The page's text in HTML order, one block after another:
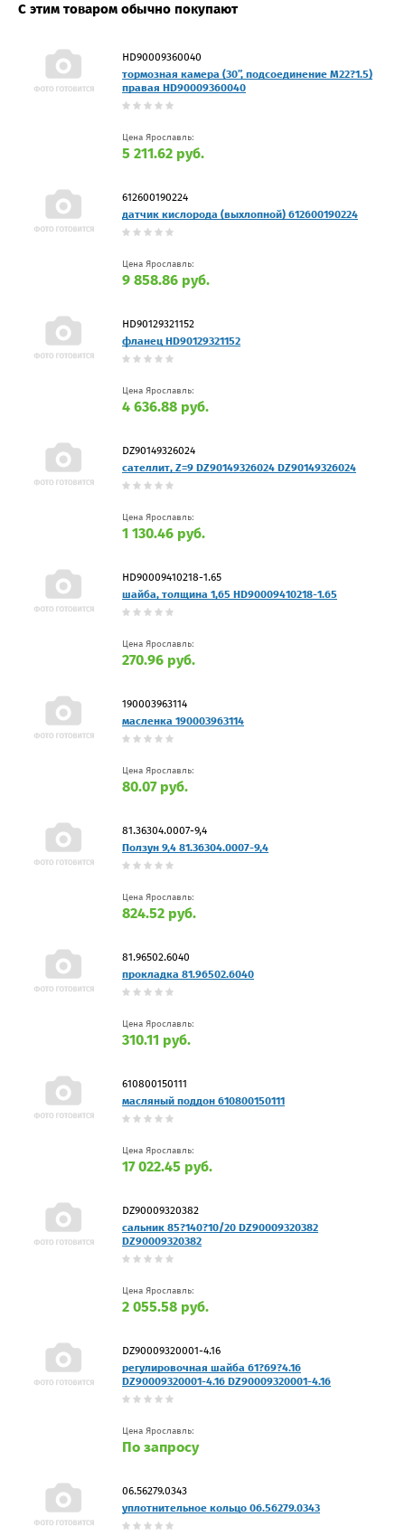
С этим товаром обычно покупают
HD90009360040
тормозная камера (30”, подсоединение M22?1.5)
правая HD90009360040
Цена Ярославль:
5 211.62 руб.
612600190224
датчик кислорода (выхлопной) 612600190224
Цена Ярославль:
9 858.86 руб.
HD90129321152
фланец HD90129321152
Цена Ярославль:
4 636.88 руб.
DZ90149326024
сателлит, Z=9 DZ90149326024 DZ90149326024
Цена Ярославль:
1 130.46 руб.
HD90009410218-1.65
шайба, толщина 1,65 HD90009410218-1.65
Цена Ярославль:
270.96 руб.
190003963114
масленка 190003963114
Цена Ярославль:
80.07 руб.
81.36304.0007-9,4
Ползун 9,4 81.36304.0007-9,4
Цена Ярославль:
824.52 руб.
81.96502.6040
прокладка 81.96502.6040
Цена Ярославль:
310.11 руб.
610800150111
масляный поддон 610800150111
Цена Ярославль:
17 022.45 руб.
DZ90009320382
сальник 85?140?10/20 DZ90009320382
DZ90009320382
Цена Ярославль:
2 055.58 руб.
DZ90009320001-4.16
регулировочная шайба 61?69?4.16
DZ90009320001-4.16 DZ90009320001-4.16
Цена Ярославль:
По запросу
06.56279.0343
уплотнительное кольцо 06.56279.0343